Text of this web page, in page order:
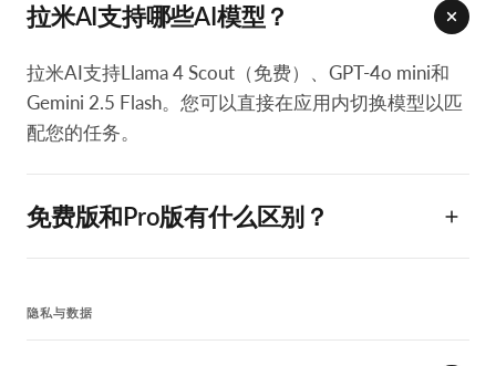
拉米AI支持哪些AI模型？
拉米AI支持Llama 4 Scout（免费）、GPT-4o mini和
Gemini 2.5 Flash。您可以直接在应用内切换模型以匹
配您的任务。
免费版和Pro版有什么区别？
隐私与数据